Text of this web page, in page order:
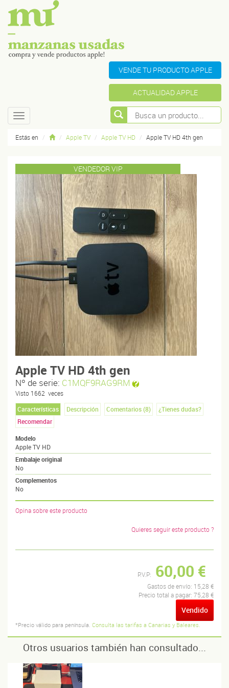
VENDE TU PRODUCTO APPLE
ACTUALIDAD APPLE
Toggle
navigation
Estás en Apple TV Apple TV HD Apple TV HD 4th gen
VENDEDOR VIP
Apple TV HD 4th gen
Nº de serie: C1MQF9RAG9RM
Visto 1662 veces
Características
Descripción Comentarios (8)
¿Tienes dudas?
Recomendar
Modelo
Apple TV HD
Embalaje original
No
Complementos
No
Opina sobre este producto
Quieres seguir este producto ?
P.V.P: 60,00 €
Gastos de envío: 15,28 €
Precio total a pagar: 75,28 €
Vendido
*Precio válido para península. Consulta las tarifas a Canarias y Baleares.
Otros usuarios también han consultado...